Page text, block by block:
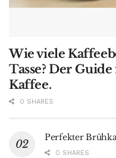
Wie viele
Tasse? Der
Kaffee.
0 SHARES
Perfekter
0 SHARES